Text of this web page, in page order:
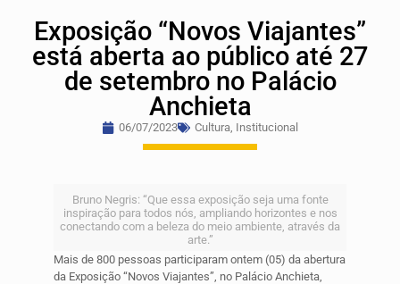
Exposição “Novos Viajantes”
está aberta ao público até 27
de setembro no Palácio
Anchieta
06/07/2023 Cultura, Institucional
Bruno Negris: “Que essa exposição seja uma fonte
inspiração para todos nós, ampliando horizontes e nos
conectando com a beleza do meio ambiente, através da
arte.”
Mais de 800 pessoas participaram ontem (05) da abertura
da Exposição “Novos Viajantes”, no Palácio Anchieta,